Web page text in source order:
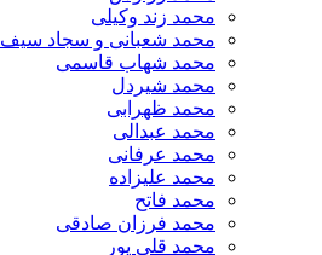
محمد زند وکیلی
محمد شعبانی و سجاد سیف
محمد شهاب قاسمی
​محمد شیردل
محمد ظهرابی
محمد عبدالی
محمد عرفانی
محمد علیزاده
محمد فاتح
محمد فرزان صادقی
محمد قلی پور